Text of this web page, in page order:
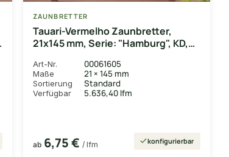
ZAUNBRETTER
Tauari-Vermelho Zaunbretter,
21x145 mm, Serie: "Hamburg", KD,
Art-Nr. 00061605
Maße 21 × 145 mm
Sortierung Standard
Verfügbar 5.636,40 lfm
ab 6,75 € / lfm konfigurierbar